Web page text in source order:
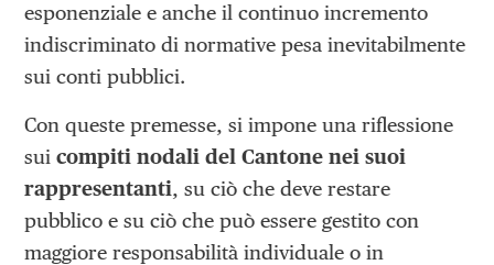
esponenziale e anche il continuo incremento
indiscriminato di normative pesa inevitabilmente
sui conti pubblici.
Con queste premesse, si impone una riflessione
suicompiti nodali del Cantone nei suoi
rappresentanti, su ciò che deve restare
pubblico e su ciò che può essere gestito con
maggiore responsabilità individuale o in